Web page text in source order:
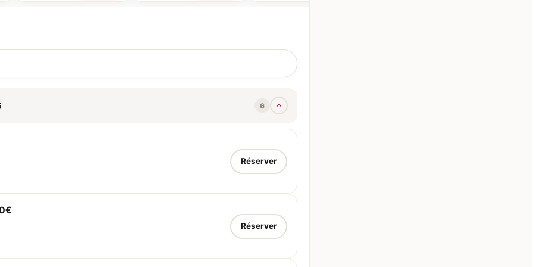
proche d'un effet crayon. (Se
naturel afin d'obtenir le
grâce à l'effet maquillé mais
sans conteste notre
prestation la plus demandée !
(Se réalise sur un sourcil
vierge)
6
Réserver
Réserver